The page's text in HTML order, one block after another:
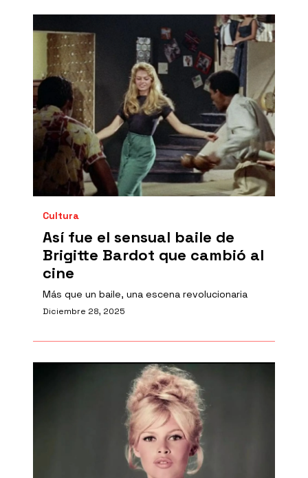
Cultura
Así fue el sensual baile de
Brigitte Bardot que cambió al
cine
Más que un baile, una escena revolucionaria
Diciembre 28, 2025